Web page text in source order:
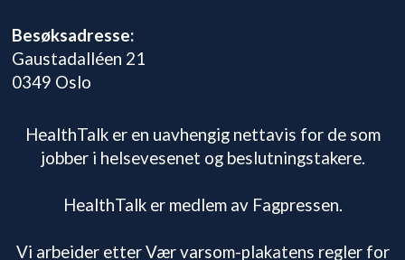
Besøksadresse:
Gaustadalléen 21
0349 Oslo
HealthTalk er en uavhengig nettavis for de som
jobber i helsevesenet og beslutningstakere.
HealthTalk er medlem av Fagpressen.
Vi arbeider etter Vær varsom-plakatens regler for